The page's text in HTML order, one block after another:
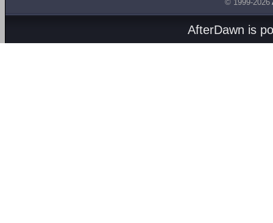
© 1999-2026
AfterDawn is